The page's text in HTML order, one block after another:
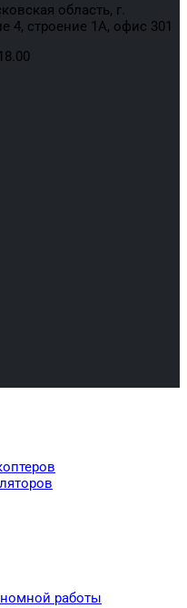
область, г.
4, строение 1А, офис 301
работы